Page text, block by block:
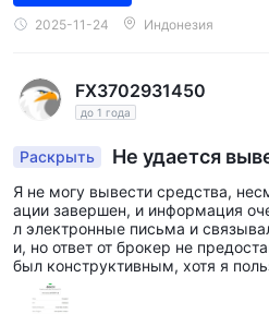
2025-11-24 Индонезия
FX3702931450
до 1 года
Раскрыть Не удается
Я не могу вывести средства,
ации завершен, и информация
л электронные письма и
и, но ответ от брокер не
был конструктивным, хотя я
е 10 лет. Я очень сожалею о том,
кер.